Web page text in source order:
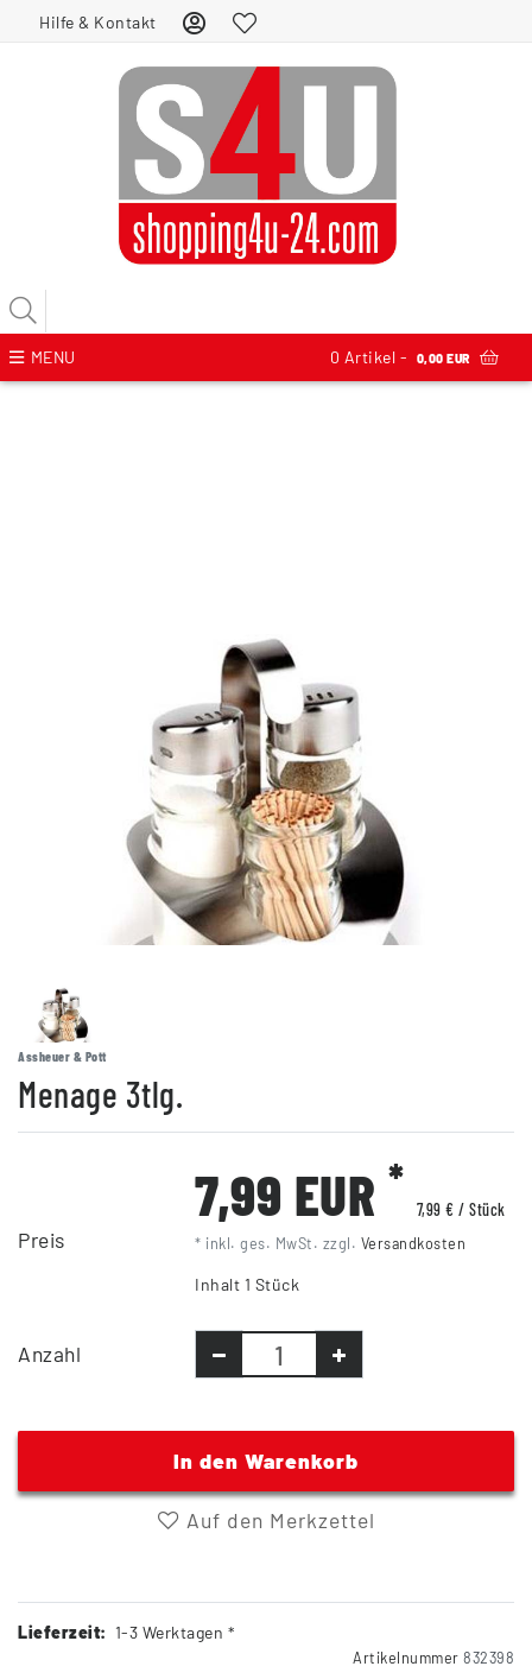
Hilfe & Kontakt
MENU 0 Artikel - 0,00 EUR
Assheuer & Pott
Menage 3tlg.
Preis
7,99 EUR *
7,99 € / Stück
* inkl. ges. MwSt. zzgl. Versandkosten
Inhalt 1 Stück
Anzahl
In den Warenkorb
Auf den Merkzettel
Lieferzeit: 1-3 Werktagen *
Artikelnummer 832398